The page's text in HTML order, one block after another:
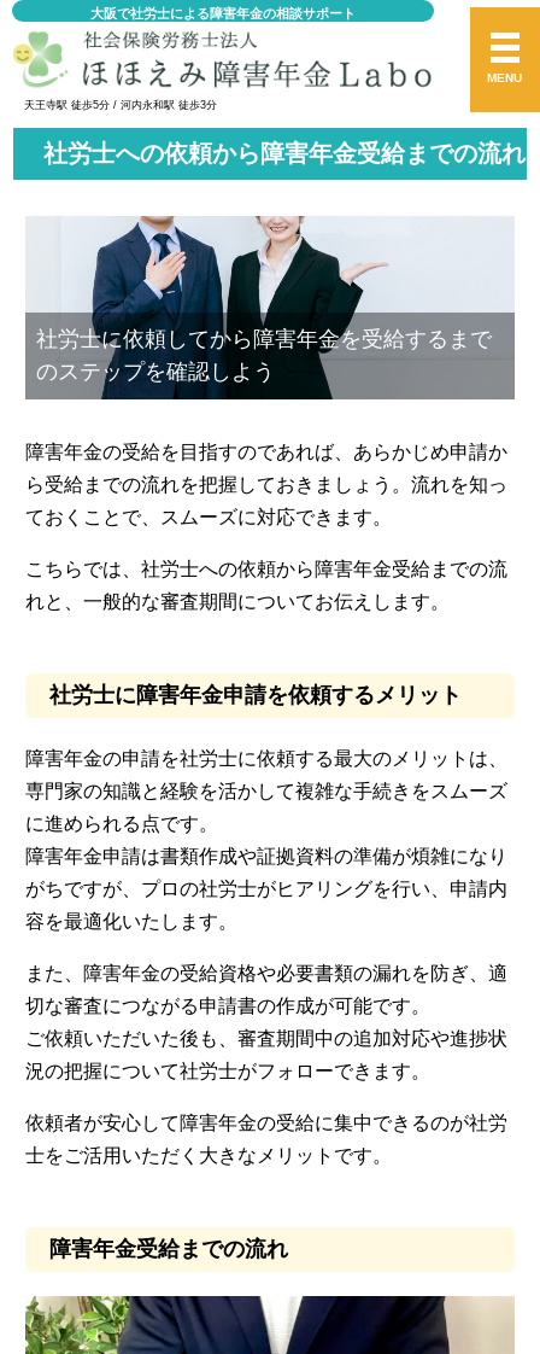
大阪で社労士による障害年金の相談サポート
天王寺駅 徒歩5分 / 河内永和駅 徒歩3分
MENU
社労士への依頼から障害年金受給までの流れ
社労士に依頼してから障害年金を受給するまで
のステップを確認しよう
障害年金の受給を目指すのであれば、あらかじめ申請か
ら受給までの流れを把握しておきましょう。流れを知っ
ておくことで、スムーズに対応できます。
こちらでは、社労士への依頼から障害年金受給までの流
れと、一般的な審査期間についてお伝えします。
社労士に障害年金申請を依頼するメリット
障害年金の申請を社労士に依頼する最大のメリットは、
専門家の知識と経験を活かして複雑な手続きをスムーズ
に進められる点です。
障害年金申請は書類作成や証拠資料の準備が煩雑になり
がちですが、プロの社労士がヒアリングを行い、申請内
容を最適化いたします。
また、障害年金の受給資格や必要書類の漏れを防ぎ、適
切な審査につながる申請書の作成が可能です。
ご依頼いただいた後も、審査期間中の追加対応や進捗状
況の把握について社労士がフォローできます。
依頼者が安心して障害年金の受給に集中できるのが社労
士をご活用いただく大きなメリットです。
障害年金受給までの流れ